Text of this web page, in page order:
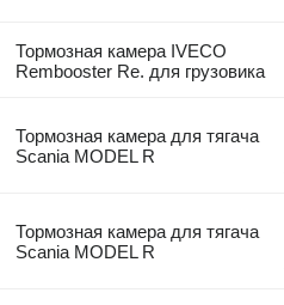
Тормозная камера IVECO
Rembooster Re. для грузовика
Тормозная камера для тягача
Scania MODEL R
Тормозная камера для тягача
Scania MODEL R